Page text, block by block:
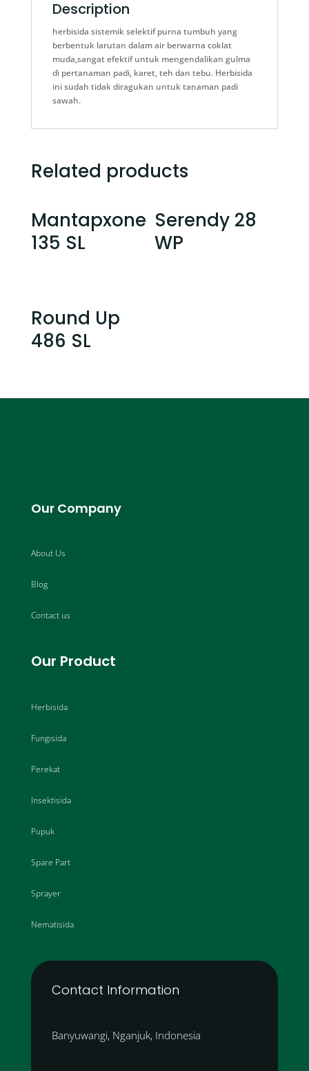
Description
herbisida sistemik selektif purna tumbuh yang
berbentuk larutan dalam air berwarna coklat
muda,sangat efektif untuk mengendalikan gulma
di pertanaman padi, karet, teh dan tebu. Herbisida
ini sudah tidak diragukan untuk tanaman padi
sawah.
Related products
Mantapxone
135 SL
Serendy 28
WP
Round Up
486 SL
Our Company
About Us
Blog
Contact us
Our Product
Herbisida
Fungisida
Perekat
Insektisida
Pupuk
Spare Part
Sprayer
Nematisida
Contact Information
Banyuwangi, Nganjuk, Indonesia